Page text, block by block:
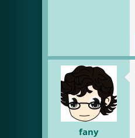
fany